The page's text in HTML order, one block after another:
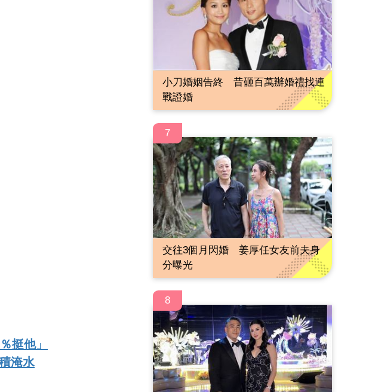
挺他」
淹水
小刀婚姻告終 昔砸百萬辦婚禮找連
戰證婚
7
交往3個月閃婚 姜厚任女友前夫身
分曝光
8